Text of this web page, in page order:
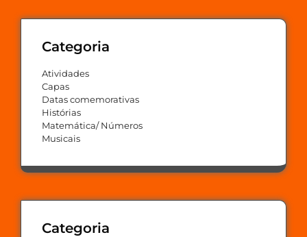
Categoria
Atividades
Capas
Datas comemorativas
Histórias
Matemática/ Números
Musicais
Categoria